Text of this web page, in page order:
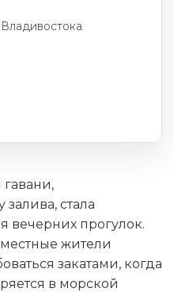
стала
вечерних прогулок.
жители
закатами, когда
в морской